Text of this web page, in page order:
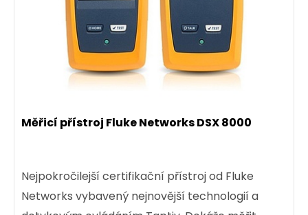
Měřicí přístroj Fluke Networks DSX 8000
Nejpokročilejší certifikační přístroj od Fluke
Networks vybavený nejnovější technologií a